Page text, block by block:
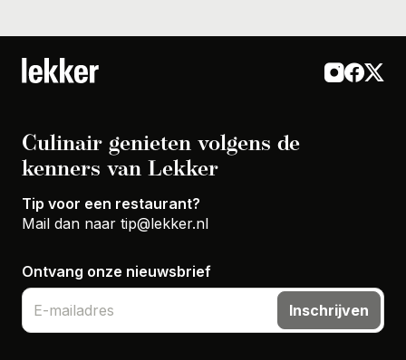
Culinair genieten volgens de
kenners van Lekker
Tip voor een restaurant?
Mail dan naar tip@lekker.nl
Ontvang onze nieuwsbrief
Inschrijven